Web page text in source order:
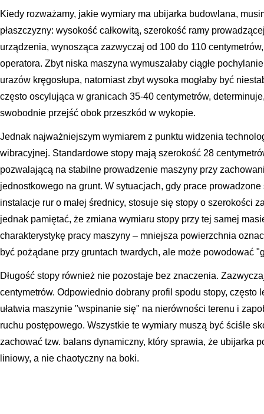
Kiedy rozważamy, jakie wymiary ma ubijarka budowlana,
płaszczyzny: wysokość całkowitą, szerokość ramy
urządzenia, wynosząca zazwyczaj od 100 do 110
operatora. Zbyt niska maszyna wymuszałaby ciągłe
urazów kręgosłupa, natomiast zbyt wysoka mogłaby być
często oscylująca w granicach 35-40 centymetrów,
swobodnie przejść obok przeszkód w wykopie.
Jednak najważniejszym wymiarem z punktu widzenia
wibracyjnej. Standardowe stopy mają szerokość 28
pozwalającą na stabilne prowadzenie maszyny przy
jednostkowego na grunt. W sytuacjach, gdy prace
instalacje rur o małej średnicy, stosuje się stopy o szerokości
jednak pamiętać, że zmiana wymiaru stopy przy tej samej
charakterystykę pracy maszyny – mniejsza powierzchnia
być pożądane przy gruntach twardych, ale może powodować
Długość stopy również nie pozostaje bez znaczenia.
centymetrów. Odpowiednio dobrany profil spodu stopy, często
ułatwia maszynie "wspinanie się" na nierówności terenu i
ruchu postępowego. Wszystkie te wymiary muszą być ściśle
zachować tzw. balans dynamiczny, który sprawia, że ubijarka
liniowy, a nie chaotyczny na boki.